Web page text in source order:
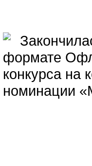
формате
конкурса на
номинации